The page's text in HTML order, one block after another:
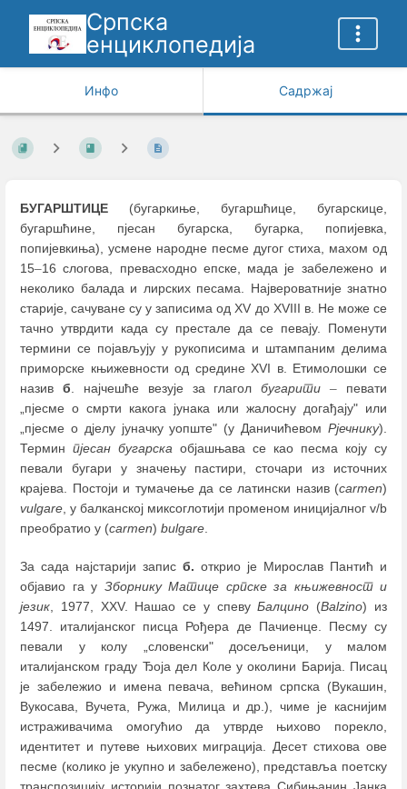
Српска
енциклопедија
Инфо Садржај
БУГАРШТИЦЕ (бугаркиње, бугаршћице, бугарскице,
бугаршћине, пјесан бугарска, бугарка, попијевка,
попијевкиња), усмене народне песме дугог стиха, махом од
15–16 слогова, превасходно епске, мада је забележено и
неколико балада и лирских песама. Највероватније знатно
старије, сачуване су у записима од XV до XVIII в. Не може се
тачно утврдити када су престале да се певају. Поменути
термини се појављују у рукописима и штампаним делима
приморске књижевности од средине XVI в. Етимолошки се
назив б. најчешће везује за глаголбугарити – певати
„пјесме о смрти какога јунака или жалосну догађају" или
„пјесме о дјелу јуначку уопште" (у Даничићевом Рјечнику).
Термин пјесан бугарска објашњава се као песма коју су
певали бугари у значењу пастири, сточари из источних
крајева. Постоји и тумачење да се латински назив (carmen)
vulgare, у балканској миксоглотији променом иницијалног v/b
преобратио у (carmen) bulgare.
За сада најстарији запис б. откриo је Mирослав Пантић и
објавио га у Зборнику Матице српске за књижевност и
језик , 1977, XXV. Нашао се у спевуБалцино (Balzino) из
1497. италијанског писца Рођера де Пачиенце. Песму су
певали у колу „словенски" досељеници, у малом
италијанском граду Ђоја дел Коле у околини Барија. Писац
је забележио и имена певача, већином српска (Вукашин,
Вукосава, Вучета, Ружа, Милица и др.), чиме је каснијим
истраживачима омогућио да утврде њихово порекло,
идентитет и путеве њихових миграција. Десет стихова ове
песме (колико је укупно и забележено), представља поетску
транспозицију историји познатог захтева Сибињанин Јанка